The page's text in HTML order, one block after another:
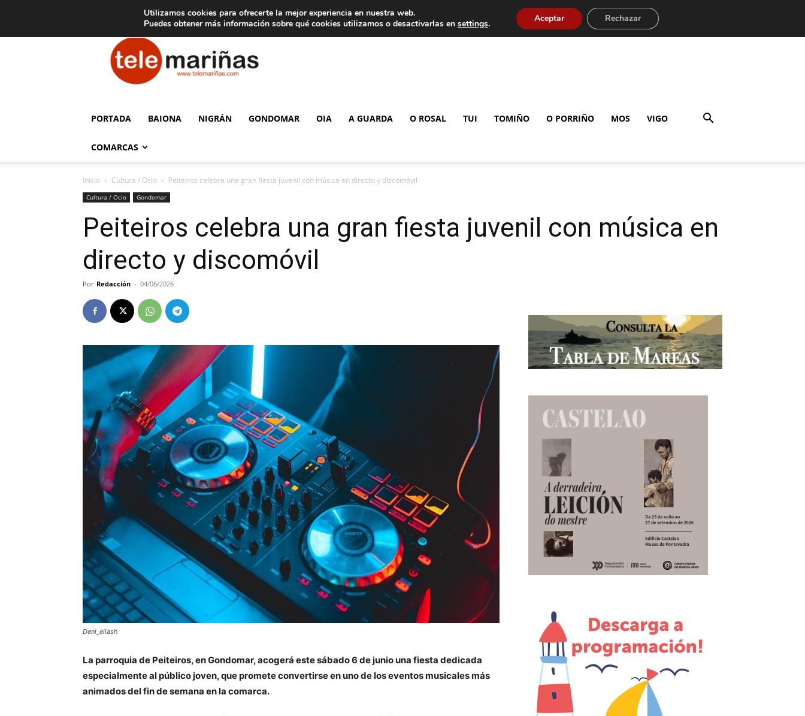
Aviso legal Tarifas de publicidad
Telemariñas
PORTADA BAIONA NIGRÁN GONDOMAR OIA A GUARDA O ROSAL TUI TOMIÑO O PORRIÑO MOS VIGO
COMARCAS
Inicio Cultura / Ocio Peiteiros celebra una gran fiesta juvenil con música en directo y discomóvil
Cultura / Ocio Gondomar
Peiteiros celebra una gran fiesta juvenil con música en
directo y discomóvil
Por Redacción - 04/06/2026
Deni_eliash
La parroquia de Peiteiros, en Gondomar, acogerá este sábado 6 de junio una fiesta dedicada
especialmente al público joven, que promete convertirse en uno de los eventos musicales más
animados del fin de semana en la comarca.
Utilizamos cookies para ofrecerte la mejor experiencia en nuestra web.
Puedes obtener más información sobre qué cookies utilizamos o desactivarlas en settings. Aceptar Rechazar